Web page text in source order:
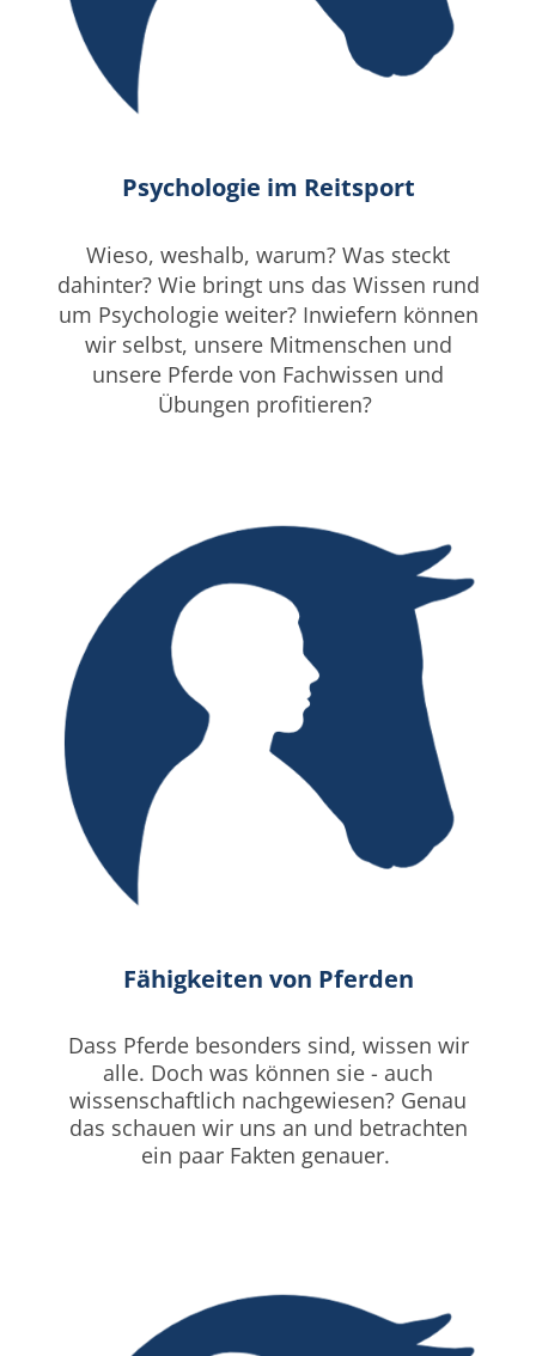
Psychologie im Reitsport
Wieso, weshalb, warum? Was steckt
dahinter? Wie bringt uns das Wissen rund
um Psychologie weiter? Inwiefern können
wir selbst, unsere Mitmenschen und
unsere Pferde von Fachwissen und
Übungen profitieren?
Fähigkeiten von Pferden
Dass Pferde besonders sind, wissen wir
alle. Doch was können sie - auch
wissenschaftlich nachgewiesen? Genau
das schauen wir uns an und betrachten
ein paar Fakten genauer.